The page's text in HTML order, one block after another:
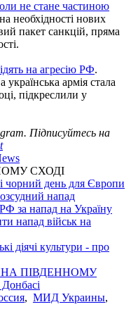
не стане частиною
необхідності нових
пакет санкцій, пряма
на агресію РФ.
українська армія стала
підкреслили у
Підписуйтесь на
СХОДІ
чорний день для Європи
напад
за напад на Україну
напад військ на
діячі культури - про
НА ПІВДЕННОМУ
, МИД Украины,